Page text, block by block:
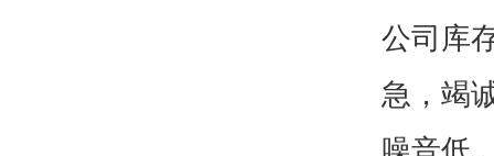
公司库
急，竭